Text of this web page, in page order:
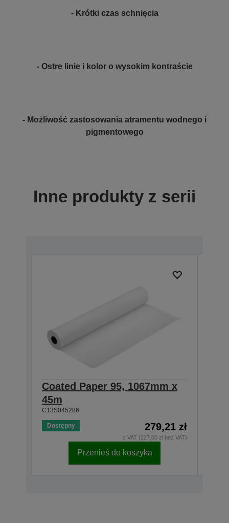
- Krótki czas schnięcia
- Ostre linie i kolor o wysokim kontraście
- Możliwość zastosowania atramentu wodnego i
pigmentowego
Inne produkty z serii
Coated Paper 95, 1067mm x
45m
C13S045286
Dostępny 279,21 zł
z VAT (227,00 zł bez VAT)
Przenieś do koszyka